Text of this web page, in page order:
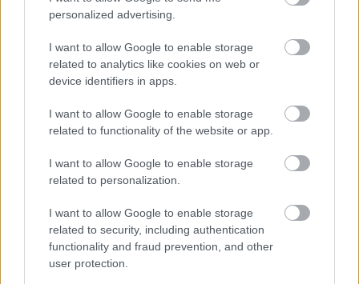
personalized advertising.
I want to allow Google to enable storage
related to analytics like cookies on web or
device identifiers in apps.
I want to allow Google to enable storage
related to functionality of the website or app.
I want to allow Google to enable storage
related to personalization.
I want to allow Google to enable storage
related to security, including authentication
functionality and fraud prevention, and other
user protection.
Hannibal ébredése: a gonosz
Könyvajánló - Thomas Harris: Hannibal
ébredése
2020. november 18.
Hannibal Lector a világ legveszélyesebb
szörnyetege.De vajon ilyennek született